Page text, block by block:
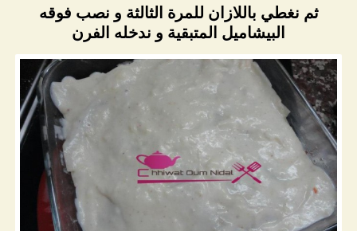
ثم نغطي باللازان للمرة الثالثة و نصب فوقه
البيشاميل المتبقية و ندخله الفرن